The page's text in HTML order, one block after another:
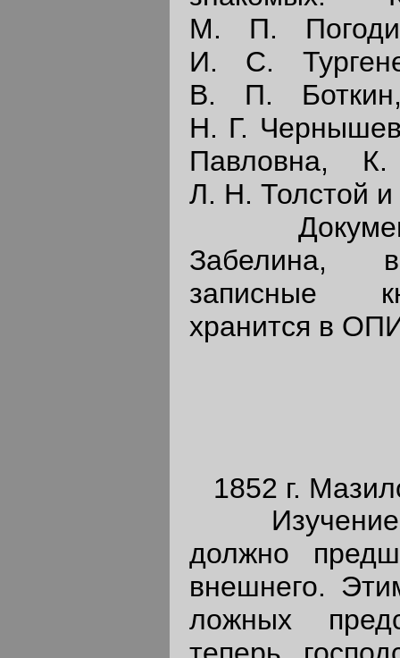
М. П.
И. С.
В. П.
Н. Г.
Павловна,
Л. Н. Толстой и
Забелина,
записные
хранится в
1852 г.
Изучение
должно
внешнего.
ложных